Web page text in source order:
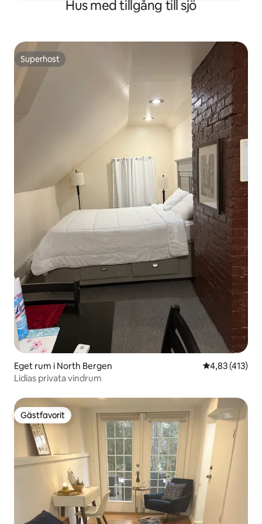
Hus med tillgång till sjö
Superhost
Superhost
Eget rum i North Bergen 4,83 av 5 i
4,83 (413)
Lidias privata vindrum
Gästfavorit
Gästfavorit